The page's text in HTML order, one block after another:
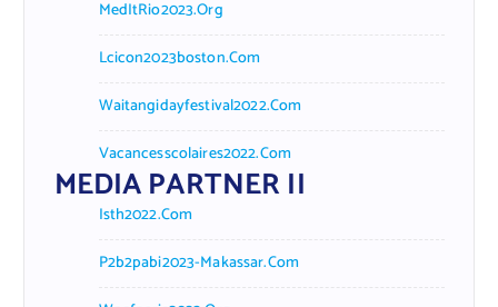
MedItRio2023.org
Lcicon2023boston.com
Waitangidayfestival2022.com
Vacancesscolaires2022.com
MEDIA PARTNER II
Isth2022.com
P2b2pabi2023-Makassar.com